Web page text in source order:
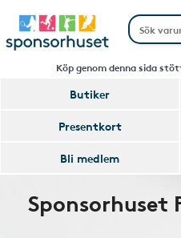
Köp genom denna sida
Butiker
Presentkort
Bli medlem
Sponsorhuset